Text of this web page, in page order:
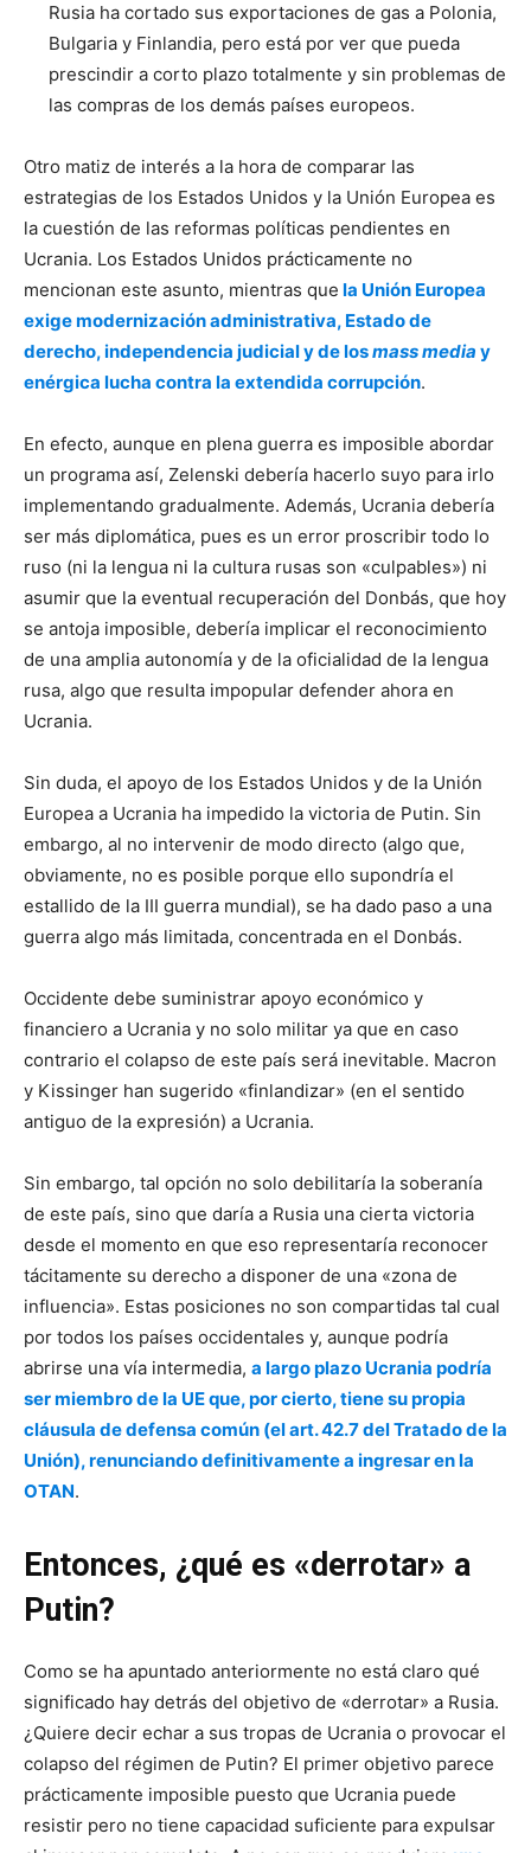
Rusia ha cortado sus exportaciones de gas a Polonia,
Bulgaria y Finlandia, pero está por ver que pueda
prescindir a corto plazo totalmente y sin problemas de
las compras de los demás países europeos.
Otro matiz de interés a la hora de comparar las
estrategias de los Estados Unidos y la Unión Europea es
la cuestión de las reformas políticas pendientes en
Ucrania. Los Estados Unidos prácticamente no
mencionan este asunto, mientras que la Unión Europea
exige modernización administrativa, Estado de
derecho, independencia judicial y de losmass media y
enérgica lucha contra la extendida corrupción.
En efecto, aunque en plena guerra es imposible abordar
un programa así, Zelenski debería hacerlo suyo para irlo
implementando gradualmente. Además, Ucrania debería
ser más diplomática, pues es un error proscribir todo lo
ruso (ni la lengua ni la cultura rusas son «culpables») ni
asumir que la eventual recuperación del Donbás, que hoy
se antoja imposible, debería implicar el reconocimiento
de una amplia autonomía y de la oficialidad de la lengua
rusa, algo que resulta impopular defender ahora en
Ucrania.
Sin duda, el apoyo de los Estados Unidos y de la Unión
Europea a Ucrania ha impedido la victoria de Putin. Sin
embargo, al no intervenir de modo directo (algo que,
obviamente, no es posible porque ello supondría el
estallido de la III guerra mundial), se ha dado paso a una
guerra algo más limitada, concentrada en el Donbás.
Occidente debe suministrar apoyo económico y
financiero a Ucrania y no solo militar ya que en caso
contrario el colapso de este país será inevitable. Macron
y Kissinger han sugerido «finlandizar» (en el sentido
antiguo de la expresión) a Ucrania.
Sin embargo, tal opción no solo debilitaría la soberanía
de este país, sino que daría a Rusia una cierta victoria
desde el momento en que eso representaría reconocer
tácitamente su derecho a disponer de una «zona de
influencia». Estas posiciones no son compartidas tal cual
por todos los países occidentales y, aunque podría
abrirse una vía intermedia, a largo plazo Ucrania podría
ser miembro de la UE que, por cierto, tiene su propia
cláusula de defensa común (el art. 42.7 del Tratado de la
Unión), renunciando definitivamente a ingresar en la
OTAN.
Entonces, ¿qué es «derrotar» a
Putin?
Como se ha apuntado anteriormente no está claro qué
significado hay detrás del objetivo de «derrotar» a Rusia.
¿Quiere decir echar a sus tropas de Ucrania o provocar el
colapso del régimen de Putin? El primer objetivo parece
prácticamente imposible puesto que Ucrania puede
resistir pero no tiene capacidad suficiente para expulsar